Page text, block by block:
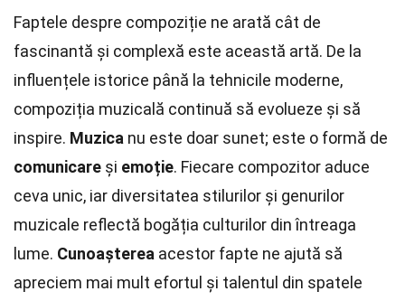
Faptele despre compoziție ne arată cât de
fascinantă și complexă este această artă. De la
influențele istorice până la tehnicile moderne,
compoziția muzicală continuă să evolueze și să
inspire. Muzica nu este doar sunet; este o formă de
comunicare și emoție. Fiecare compozitor aduce
ceva unic, iar diversitatea stilurilor și genurilor
muzicale reflectă bogăția culturilor din întreaga
lume. Cunoașterea acestor fapte ne ajută să
apreciem mai mult efortul și talentul din spatele